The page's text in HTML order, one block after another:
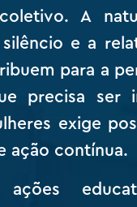
A
e a
para a
precisa ser
exige
ação contínua.
ações